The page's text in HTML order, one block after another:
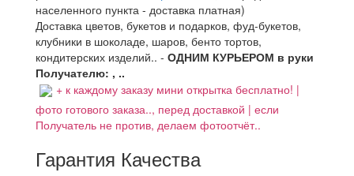
населенного пункта - доставка платная)
Доставка цветов, букетов и подарков, фуд-букетов,
клубники в шоколаде, шаров, бенто тортов,
кондитерских изделий.. - ОДНИМ КУРЬЕРОМ в руки
Получателю: , ..
+ к каждому заказу мини открытка бесплатно! |
фото готового заказа.., перед доставкой | если
Получатель не против, делаем фотоотчёт..
Гарантия Качества